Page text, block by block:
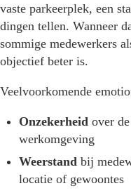
vaste parkeerplek, een
dingen tellen. Wanneer
sommige medewerkers
objectief beter is.
Veelvoorkomende
Onzekerheid over
werkomgeving
Weerstand bij
locatie of gewoontes